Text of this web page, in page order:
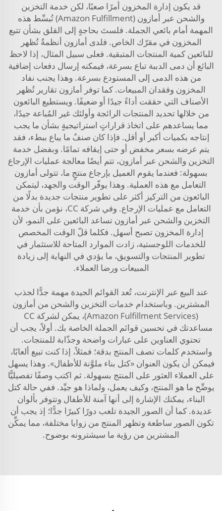
قد يكون إدارة المخزون أمرًا صعبًا، لكن خدمة التخزين
والشحن عبر أمازون (Amazon Fulfillment) تُبسِّط هذه
المهمة أمام بائعي الجملة. فلستَ بحاجةٍ إلى القلق بشأن تتبع
المخزون في مقرّك الخاص. فلدى أمازون أنظمةٌ تُظهر
للبائعين كمية المنتجات المتبقية. فعلى سبيل المثال، إذا لاحظ
البائع أن دمى الدببة تباع بسرعة، فيمكنه إرسال دفعات إضافية
من هذه الدمى إلى المستودع بسرعة. وهذا يجنب نفاد
المخزون وفقدان المبيعات. كما توفر أمازون تقارير تُظهر
الأصناف التي حققت أداءً جيدًا أو ضعيفًا. ويستطيع البائعون
من خلالها تحديد المنتجات الرائجة وأولئك غير المُباعة جيدًا،
مما يساعدهم على اتخاذ قراراتٍ استراتيجيةٍ بشأن ما يجب
إنتاجه بكميات أكبر أو أقل. فإذا كان صنفٌ ما يباع ببطء، فقد
يتم عرضه بسعر مخفض أو حتى إيقافه تمامًا. وبفضل خدمة
التخزين والشحن عبر أمازون، تتم أيضًا معالجة عمليات الإرجاع
بسهولة: فعندما يقوم العميل بإرجاع منتجٍ ما، تتولى أمازون
التعامل مع هذه العملية. وهذا يوفّر الوقت والجهد، ليتمكن
البائعون من التركيز أكثر على تطوير منتجات جديدة بدلًا من
التعامل مع عمليات الإرجاع. وفي شركة CC، نؤمن بأن خدمة
التخزين والشحن عبر أمازون تساعد البائعين على النمو، لأن
إدارة المخزون تصبح أسهل. فكلما قلّ الوقت المخصص
للخدمات اللوجستية، زادت الموارد المتاحة للاستثمار في
تطوير المنتجات والتسويق، ما يؤدي في النهاية إلى زيادة
المبيعات ورضا العملاء.
عند البيع عبر الإنترنت، تُعد القوائم الجيدة مهمة جدًّا لجذب
المشترين. وباستخدام خدمات التخزين والشحن من أمازون
(Amazon Fulfillment Services)، يمكن لشركة CC
مساعدتك في تحسين قوائم الجملة الخاصة بك. أولاً، يجب أن
تحتوي العناوين على عبارات واضحة وجذّابة للمنتجات.
واستخدم كلمات تصف المنتج بدقة؛ فمثلاً، إذا كنت تبيع ألعابًا،
فيمكن أن يكون العنوان «كتل بناء ملوَّنة للأطفال». وهذا يسهل
على العملاء العثور على المنتج بسهولة. ثم اكتب وصفًا تفصيليًّا
يوضِّح ما هو المنتج، وكيف يعمل، ولماذا هو جيِّد. ففي حالة كتل
البناء، يمكنك الإشارة إلى أنها آمنة للأطفال وتتوفر بألوان
عديدة. كما أن الصور الجيدة تلعب دورًا كبيرًا جدًّا؛ إذ يجب أن
تكون الصور ساطعة وتظهر المنتج من زوايا مختلفة، مما يمكِّن
المشترين من رؤية ما سيشترونه بوضوح.